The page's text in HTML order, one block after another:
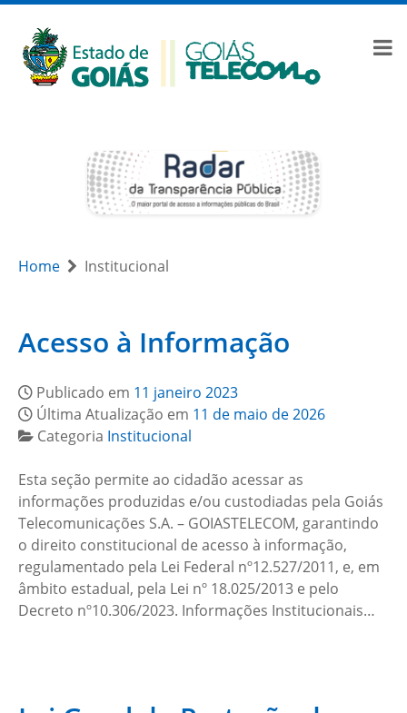
Home Institucional
Acesso à Informação
Publicado em 11 janeiro 2023
Última Atualização em 11 de maio de 2026
Categoria Institucional
Esta seção permite ao cidadão acessar as
informações produzidas e/ou custodiadas pela Goiás
Telecomunicações S.A. – GOIASTELECOM, garantindo
o direito constitucional de acesso à informação,
regulamentado pela Lei Federal nº12.527/2011, e, em
âmbito estadual, pela Lei nº 18.025/2013 e pelo
Decreto nº10.306/2023. Informações Institucionais…